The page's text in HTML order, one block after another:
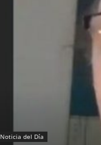
Noticia del Día